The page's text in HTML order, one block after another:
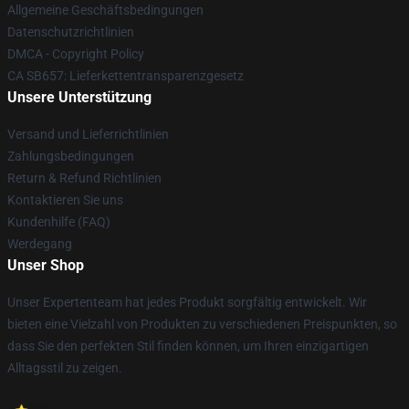
Allgemeine Geschäftsbedingungen
Datenschutzrichtlinien
DMCA - Copyright Policy
CA SB657: Lieferkettentransparenzgesetz
Unsere Unterstützung
Versand und Lieferrichtlinien
Zahlungsbedingungen
Return & Refund Richtlinien
Kontaktieren Sie uns
Kundenhilfe (FAQ)
Werdegang
Unser Shop
Unser Expertenteam hat jedes Produkt sorgfältig entwickelt. Wir
bieten eine Vielzahl von Produkten zu verschiedenen Preispunkten, so
dass Sie den perfekten Stil finden können, um Ihren einzigartigen
Alltagsstil zu zeigen.